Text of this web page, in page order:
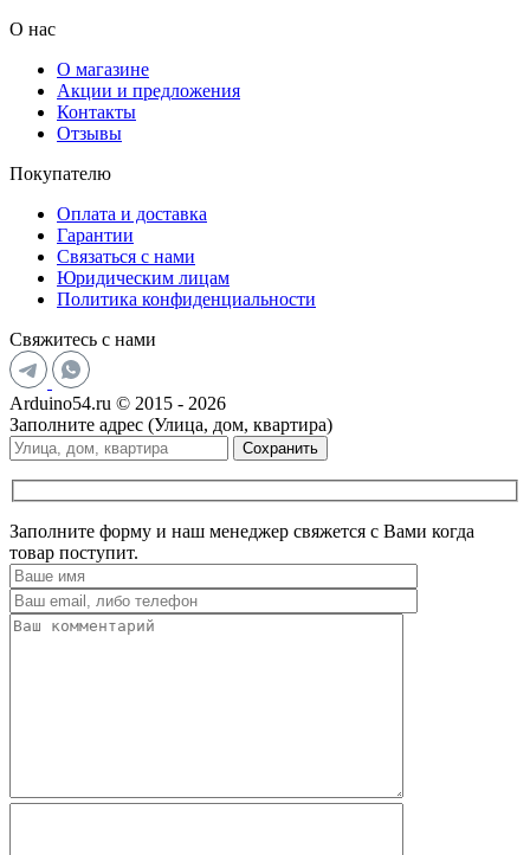
О нас
О магазине
Акции и предложения
Контакты
Отзывы
Покупателю
Оплата и доставка
Гарантии
Связаться с нами
Юридическим лицам
Политика конфиденциальности
Свяжитесь с нами
Arduino54.ru © 2015 - 2026
Заполните адрес (Улица, дом, квартира)
Сохранить
Заполните форму и наш менеджер свяжется с Вами когда
товар поступит.